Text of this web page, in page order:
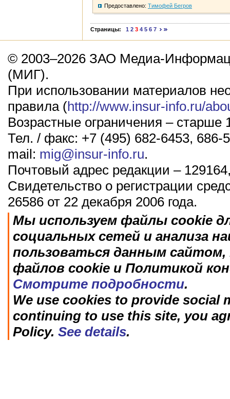
Предоставлено: Тимофей Бегров
Страницы: 1 2 3 4 5 6 7
© 2003–2026 ЗАО Медиа-
(МИГ).
При использовании материалов
правила (http://www.insur-info.ru/
Возрастные ограничения – старше
Тел. / факс: +7 (495) 682-6453, 686-
mail: mig@insur-info.ru.
Почтовый адрес редакции –
Свидетельство о регистрации
26586 от 22 декабря 2006 года.
Мы используем файлы cookie
социальных сетей и анализа
пользоваться данным
файлов cookie и Политикой
Смотрите подробности.
We use cookies to provide social
continuing to use this site, you
Policy. See details.